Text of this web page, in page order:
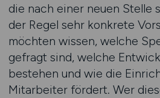
die nach einer neuen Stelle
der Regel sehr konkrete
möchten wissen, welche
gefragt sind, welche
bestehen und wie die
Mitarbeiter fördert. Wer